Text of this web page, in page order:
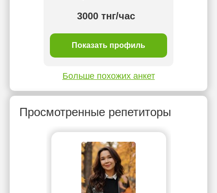
3000 тнг/час
Показать профиль
Больше похожих анкет
Просмотренные репетиторы